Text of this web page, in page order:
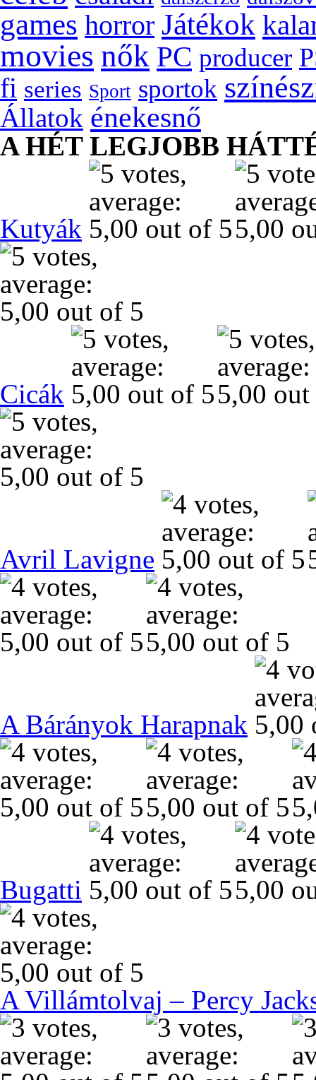
games horror Játékok
movies nők PC producer
fi series Sport sportok
Állatok énekesnő
A HÉT LEGJOBB
Kutyák
Cicák
Avril Lavigne
A Bárányok Harapnak
Bugatti
A Villámtolvaj – Percy